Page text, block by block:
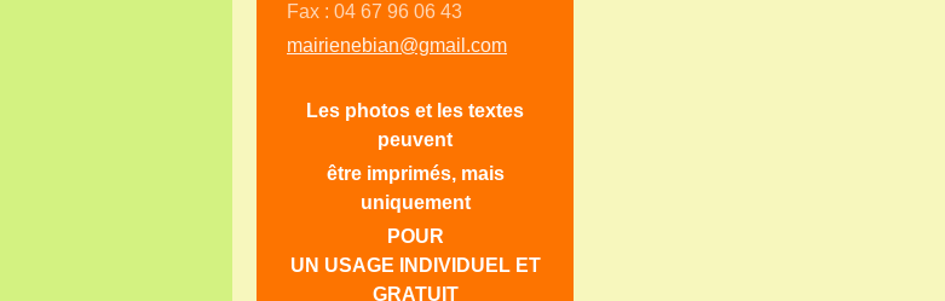
Fax : 04 67 96 06 43
mairienebian@gmail.com
Les photos et les textes
peuvent
être imprimés, mais
uniquement
POUR
UN USAGE INDIVIDUEL ET
GRATUIT